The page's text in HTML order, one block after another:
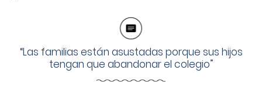
“Las familias están asustadas porque sus hijos
tengan que abandonar el colegio”